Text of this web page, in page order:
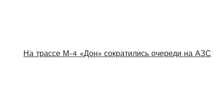
На трассе М-4 «Дон» сократились очереди на АЗС